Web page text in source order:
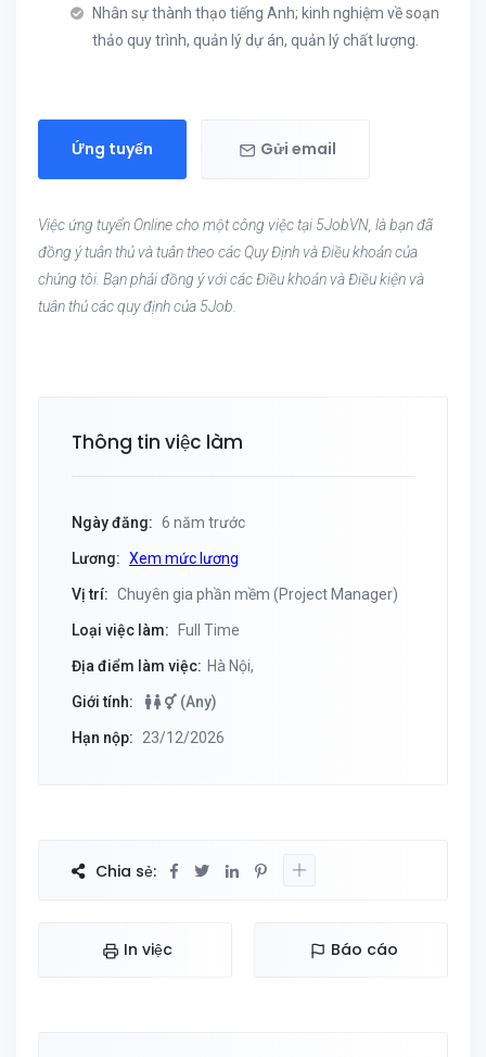
Nhân sự thành thạo tiếng Anh; kinh nghiệm về soạn
thảo quy trình, quản lý dự án, quản lý chất lượng.
Ứng tuyển Gửi email
Việc ứng tuyển Online cho một công việc tại 5JobVN, là bạn đã
đồng ý tuân thủ và tuân theo các Quy Định và Điều khoản của
chúng tôi. Bạn phải đồng ý với các Điều khoản và Điều kiện và
tuân thủ các quy định của 5Job.
Thông tin việc làm
Ngày đăng: 6 năm trước
Lương: Xem mức lương
Vị trí: Chuyên gia phần mềm (Project Manager)
Loại việc làm: Full Time
Địa điểm làm việc: Hà Nội,
Giới tính: (Any)
Hạn nộp: 23/12/2026
Chia sẻ:
In việc Báo cáo